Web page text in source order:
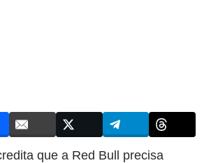
que a Red Bull precisa